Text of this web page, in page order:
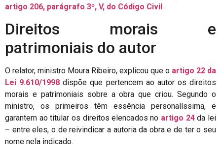
artigo 206, parágrafo 3º, V, do Código Civil.
Direitos morais e
patrimoniais do autor
O relator, ministro Moura Ribeiro, explicou que o artigo 22 da
Lei 9.610/1998 dispõe que pertencem ao autor os direitos
morais e patrimoniais sobre a obra que criou. Segundo o
ministro, os primeiros têm essência personalíssima, e
garantem ao titular os direitos elencados no artigo 24 da lei
– entre eles, o de reivindicar a autoria da obra e de ter o seu
nome nela indicado.